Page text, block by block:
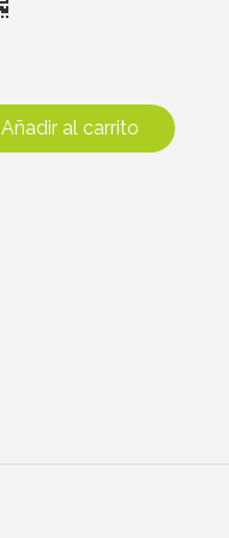
Añadir al carrito